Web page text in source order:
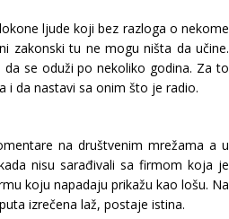
ljude koji bez razloga o nekome
zakonski tu ne mogu ništa da učine.
se oduži po nekoliko godina. Za to
i da nastavi sa onim što je radio.
na društvenim mrežama a u
nisu sarađivali sa firmom koja je
koju napadaju prikažu kao lošu. Na
izrečena laž, postaje istina.